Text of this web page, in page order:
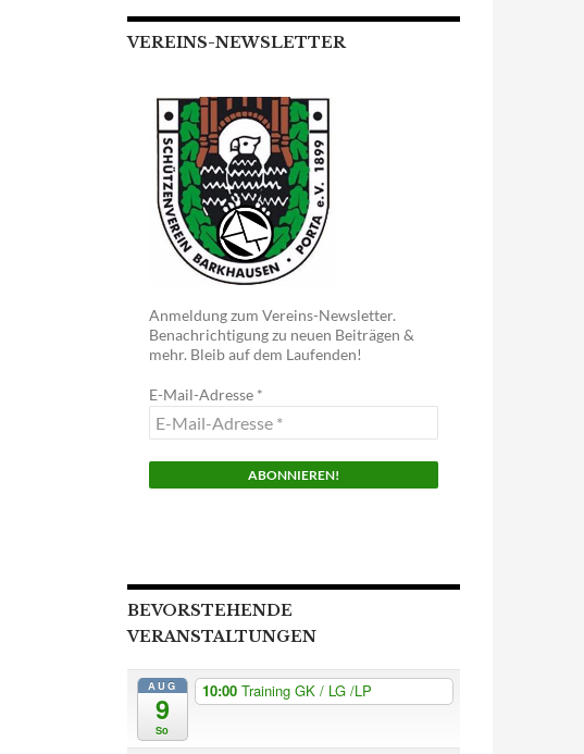
VEREINS-NEWSLETTER
Anmeldung zum Vereins-Newsletter.
Benachrichtigung zu neuen Beiträgen &
mehr. Bleib auf dem Laufenden!
E-Mail-Adresse *
BEVORSTEHENDE
VERANSTALTUNGEN
AUG
9
So
10:00 Training GK / LG /LP